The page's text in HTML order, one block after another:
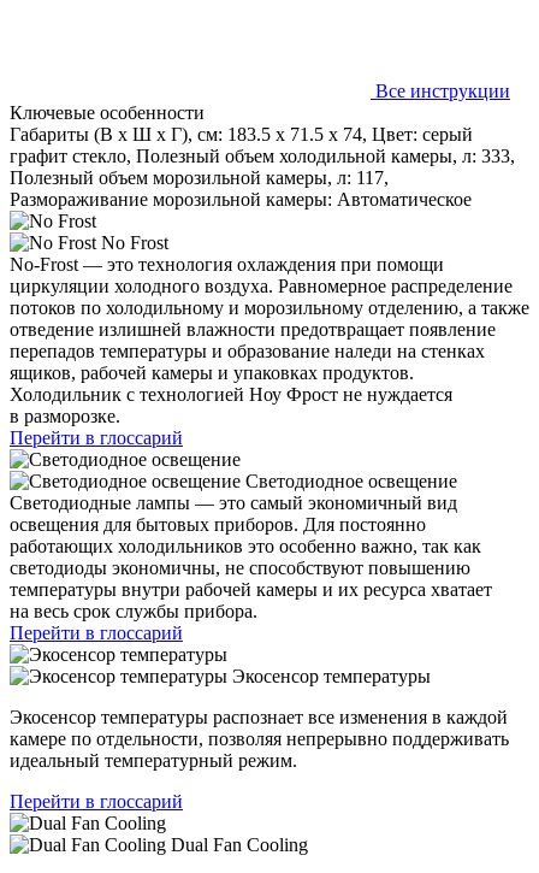
Все инструкции
Ключевые особенности
Габариты (В х Ш х Г), см: 183.5 х 71.5 х 74, Цвет: серый
графит стекло, Полезный объем холодильной камеры, л: 333,
Полезный объем морозильной камеры, л: 117,
Размораживание морозильной камеры: Автоматическое
No Frost
No-Frost — это технология охлаждения при помощи
циркуляции холодного воздуха. Равномерное распределение
потоков по холодильному и морозильному отделению, а также
отведение излишней влажности предотвращает появление
перепадов температуры и образование наледи на стенках
ящиков, рабочей камеры и упаковках продуктов.
Холодильник с технологией Ноу Фрост не нуждается
в разморозке.
Перейти в глоссарий
Светодиодное освещение
Светодиодные лампы — это самый экономичный вид
освещения для бытовых приборов. Для постоянно
работающих холодильников это особенно важно, так как
светодиоды экономичны, не способствуют повышению
температуры внутри рабочей камеры и их ресурса хватает
на весь срок службы прибора.
Перейти в глоссарий
Экосенсор температуры
Экосенсор температуры распознает все изменения в каждой
камере по отдельности, позволяя непрерывно поддерживать
идеальный температурный режим.
Перейти в глоссарий
Dual Fan Cooling